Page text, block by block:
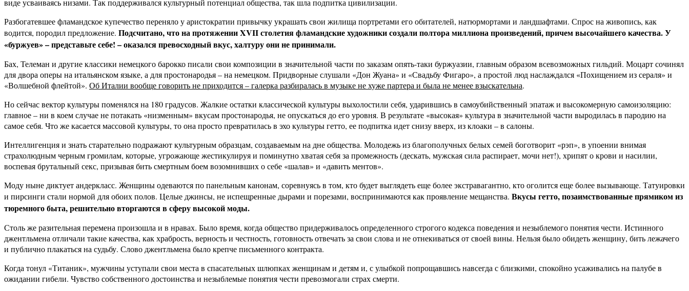
виде усваиваясь низами. Так поддерживался культурный потенциал общества, так шла подпитка цивилизации.
Разбогатевшее фламандское купечество переняло у аристократии привычку украшать свои жилища портретами его обитателей, натюрмортами и ландшафтами. Спрос на живопись, как
водится, породил предложение. Подсчитано, что на протяжении XVII столетия фламандские художники создали полтора миллиона произведений, причем высочайшего качества. У
«буржуев» – представьте себе! – оказался превосходный вкус, халтуру они не принимали.
Бах, Телеман и другие классики немецкого барокко писали свои композиции в значительной части по заказам опять-таки буржуазии, главным образом всевозможных гильдий. Моцарт сочинял
для двора оперы на итальянском языке, а для простонародья – на немецком. Придворные слушали «Дон Жуана» и «Свадьбу Фигаро», а простой люд наслаждался «Похищением из сераля» и
«Волшебной флейтой». Об Италии вообще говорить не приходится – галерка разбиралась в музыке не хуже партера и была не менее взыскательна.
Но сейчас вектор культуры поменялся на 180 градусов. Жалкие остатки классической культуры выхолостили себя, ударившись в самоубийственный эпатаж и высокомерную самоизоляцию:
главное – ни в коем случае не потакать «низменным» вкусам простонародья, не опускаться до его уровня. В результате «высокая» культура в значительной части выродилась в пародию на
самое себя. Что же касается массовой культуры, то она просто превратилась в эхо культуры гетто, ее подпитка идет снизу вверх, из клоаки – в салоны.
Интеллигенция и знать старательно подражают культурным образцам, создаваемым на дне общества. Молодежь из благополучных белых семей боготворит «рэп», в упоении внимая
страхолюдным черным громилам, которые, угрожающе жестикулируя и поминутно хватая себя за промежность (дескать, мужская сила распирает, мочи нет!), хрипят о крови и насилии,
воспевая брутальный секс, призывая бить смертным боем возомнивших о себе «шалав» и «давить ментов».
Моду ныне диктует андеркласс. Женщины одеваются по панельным канонам, соревнуясь в том, кто будет выглядеть еще более экстравагантно, кто оголится еще более вызывающе. Татуировки
и пирсинги стали нормой для обоих полов. Целые джинсы, не испещренные дырами и порезами, воспринимаются как проявление мещанства. Вкусы гетто, позаимствованные прямиком из
тюремного быта, решительно вторгаются в сферу высокой моды.
Столь же разительная перемена произошла и в нравах. Было время, когда общество придерживалось определенного строгого кодекса поведения и незыблемого понятия чести. Истинного
джентльмена отличали такие качества, как храбрость, верность и честность, готовность отвечать за свои слова и не отнекиваться от своей вины. Нельзя было обидеть женщину, бить лежачего
и публично плакаться на судьбу. Слово джентльмена было крепче письменного контракта.
Когда тонул «Титаник», мужчины уступали свои места в спасательных шлюпках женщинам и детям и, с улыбкой попрощавшись навсегда с близкими, спокойно усаживались на палубе в
ожидании гибели. Чувство собственного достоинства и незыблемые понятия чести превозмогали страх смерти.